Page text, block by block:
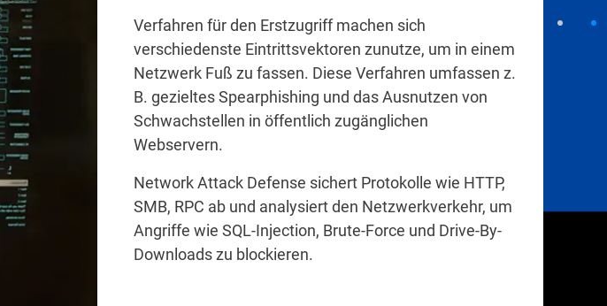
Verfahren für den Erstzugriff machen sich
verschiedenste Eintrittsvektoren zunutze, um in einem
Netzwerk Fuß zu fassen. Diese Verfahren umfassen z.
B. gezieltes Spearphishing und das Ausnutzen von
Schwachstellen in öffentlich zugänglichen
Webservern.
Network Attack Defense sichert Protokolle wie HTTP,
SMB, RPC ab und analysiert den Netzwerkverkehr, um
Angriffe wie SQL-Injection, Brute-Force und Drive-By-
Downloads zu blockieren.